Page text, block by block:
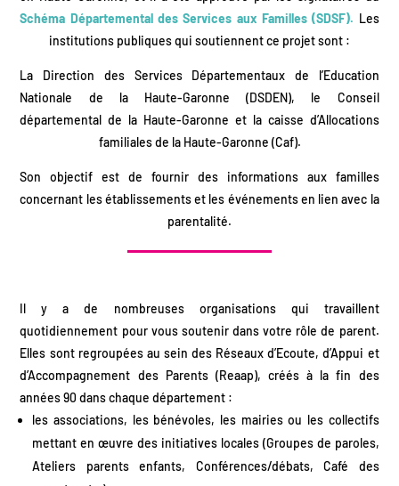
Schéma Départemental des Services aux Familles (SDSF). Les
institutions publiques qui soutiennent ce projet sont :
La Direction des Services Départementaux de l’Education
Nationale de la Haute-Garonne (DSDEN), le Conseil
départemental de la Haute-Garonne et la caisse d’Allocations
familiales de la Haute-Garonne (Caf).
Son objectif est de fournir des informations aux familles
concernant les établissements et les événements en lien avec la
parentalité.
Il y a de nombreuses organisations qui travaillent
quotidiennement pour vous soutenir dans votre rôle de parent.
Elles sont regroupées au sein des Réseaux d’Ecoute, d’Appui et
d’Accompagnement des Parents (Reaap), créés à la fin des
années 90 dans chaque département :
les associations, les bénévoles, les mairies ou les collectifs
mettant en œuvre des initiatives locales (Groupes de paroles,
Ateliers parents enfants, Conférences/débats, Café des